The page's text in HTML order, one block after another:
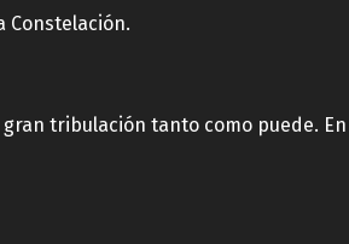
Constelación.
tribulación tanto como puede.